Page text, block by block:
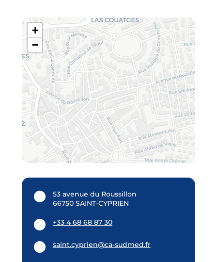
+
−
53 avenue du Roussillon
66750 SAINT-CYPRIEN
+33 4 68 68 87 30
saint.cyprien@ca-sudmed.fr